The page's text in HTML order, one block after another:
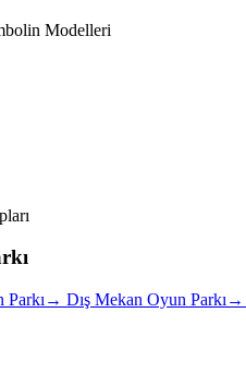
Modelleri
→ Dış Mekan Oyun Parkı →